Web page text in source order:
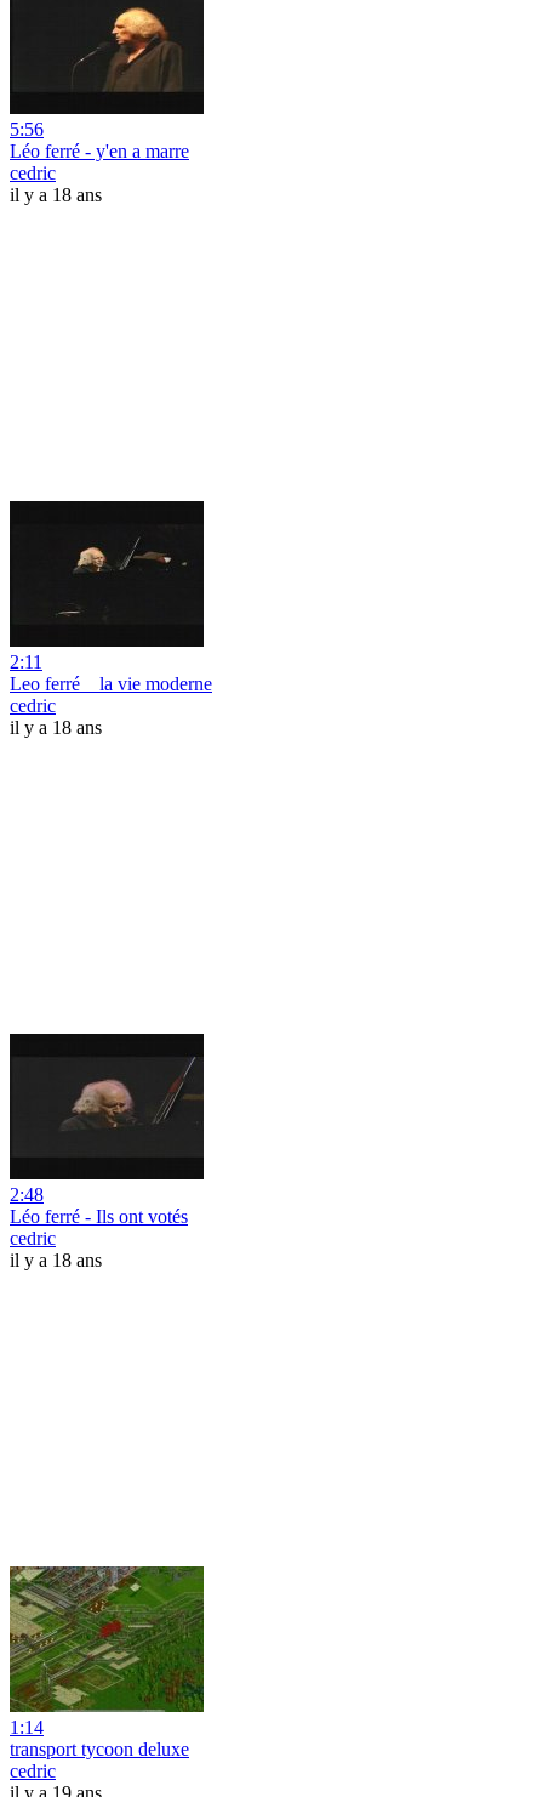
5:56
Léo ferré - y'en a marre
cedric
il y a 18 ans
2:11
Leo ferré _ la vie moderne
cedric
il y a 18 ans
2:48
Léo ferré - Ils ont votés
cedric
il y a 18 ans
1:14
transport tycoon deluxe
cedric